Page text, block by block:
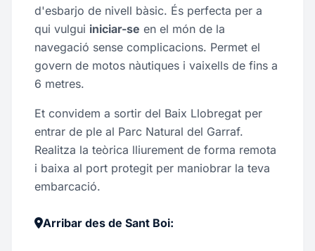
d'esbarjo de nivell bàsic. És perfecta per a
qui vulgui iniciar-se en el món de la
navegació sense complicacions. Permet el
govern de motos nàutiques i vaixells de fins a
6 metres.
Et convidem a sortir del Baix Llobregat per
entrar de ple al Parc Natural del Garraf.
Realitza la teòrica lliurement de forma remota
i baixa al port protegit per maniobrar la teva
embarcació.
Arribar des de Sant Boi: